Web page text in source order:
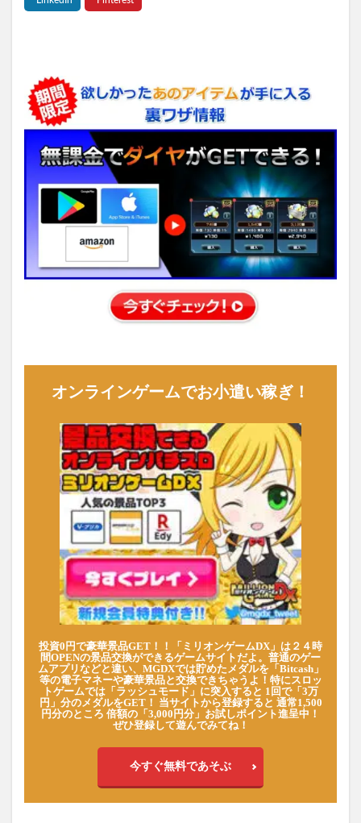
オンラインゲームでお小遣い稼ぎ！
投資0円で豪華景品GET！！「ミリオンゲームDX」は２４時
間OPENの景品交換ができるゲームサイトだよ。普通のゲー
ムアプリなどと違い、MGDXでは貯めたメダルを「Bitcash」
等の電子マネーや豪華景品と交換できちゃうよ！特にスロッ
トゲームでは「ラッシュモード」に突入すると 1回で「3万
円」分のメダルをGET！ 当サイトから登録すると 通常1,500
円分のところ 倍額の「3,000円分」お試しポイント進呈中！
ぜひ登録して遊んでみてね！
今すぐ無料であそぶ